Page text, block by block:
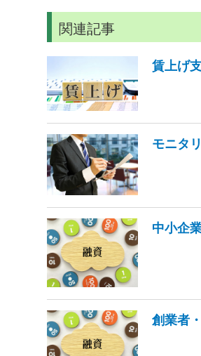
関連記事
賃上げ
モニタ
中小企
創業者